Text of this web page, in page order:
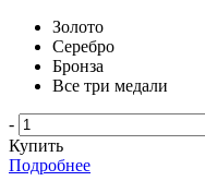
Золото
Серебро
Бронза
Все три медали
-
Купить
Подробнее